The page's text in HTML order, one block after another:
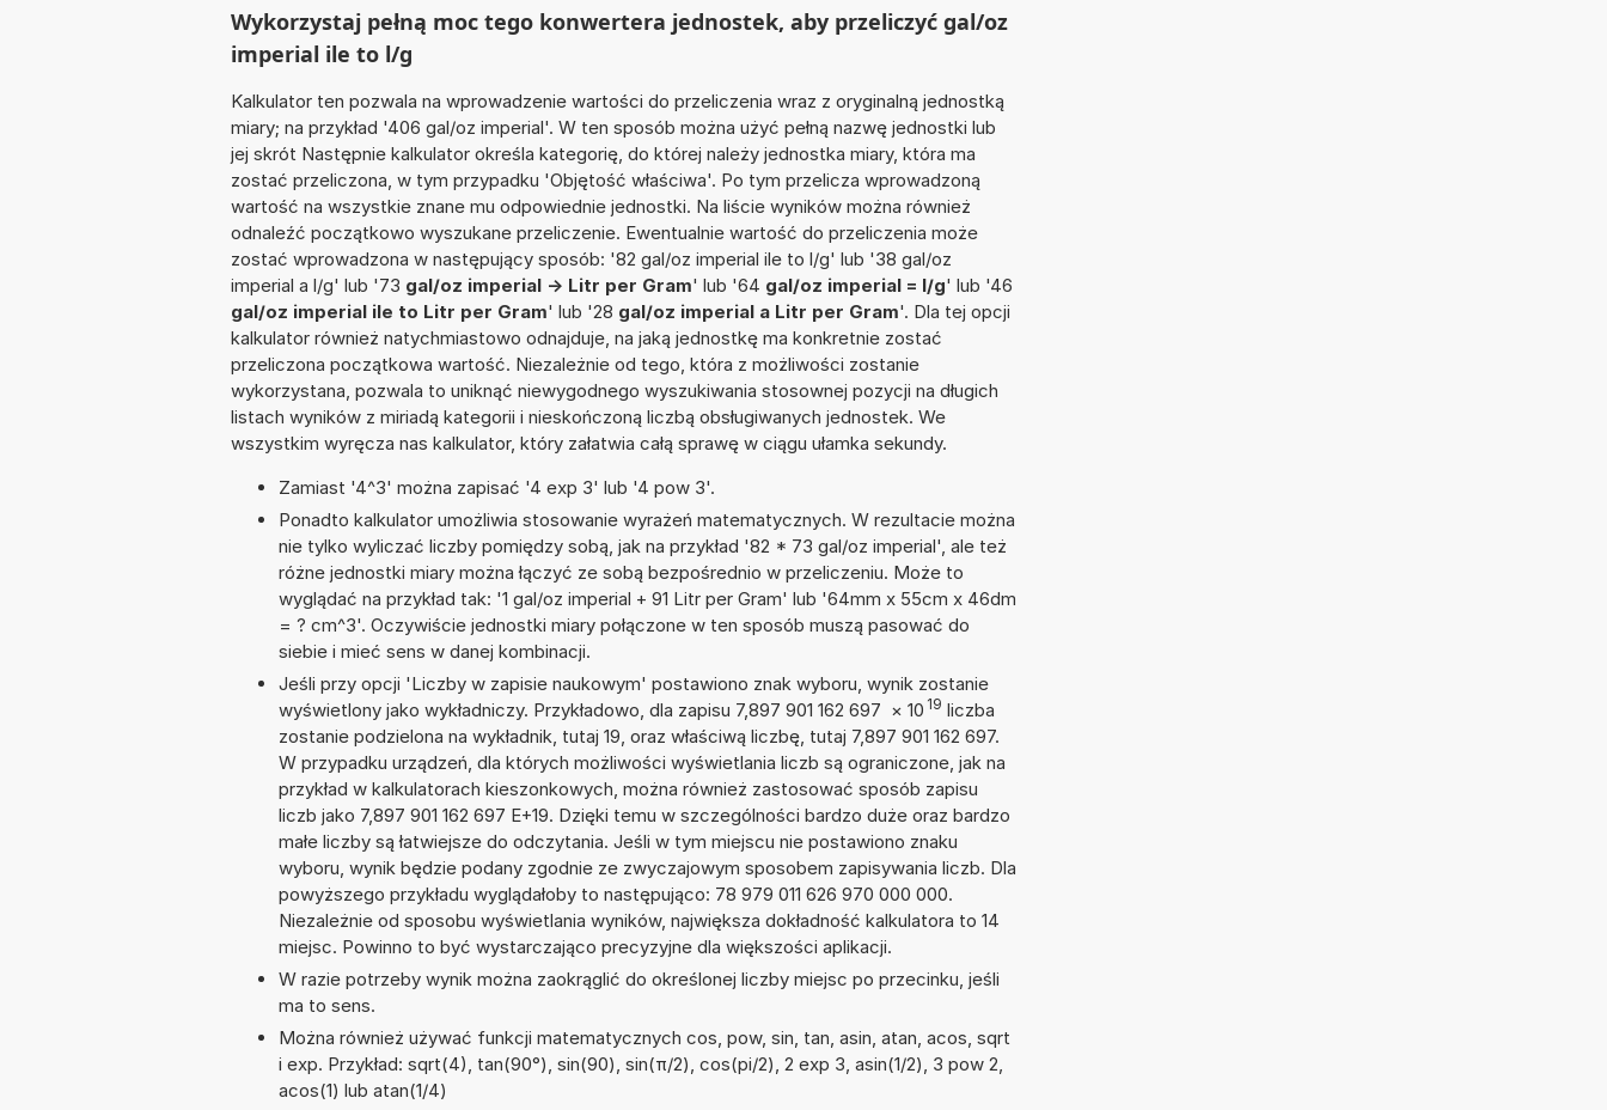
Wykorzystaj pełną moc tego konwertera jednostek, aby przeliczyć gal/oz
imperial ile to l/g
Kalkulator ten pozwala na wprowadzenie wartości do przeliczenia wraz z oryginalną jednostką
miary; na przykład '406 gal/oz imperial'. W ten sposób można użyć pełną nazwę jednostki lub
jej skrót Następnie kalkulator określa kategorię, do której należy jednostka miary, która ma
zostać przeliczona, w tym przypadku 'Objętość właściwa'. Po tym przelicza wprowadzoną
wartość na wszystkie znane mu odpowiednie jednostki. Na liście wyników można również
odnaleźć początkowo wyszukane przeliczenie. Ewentualnie wartość do przeliczenia może
zostać wprowadzona w następujący sposób: '82 gal/oz imperial ile to l/g' lub '38 gal/oz
imperial a l/g' lub '73 gal/oz imperial -> Litr per Gram' lub '64 gal/oz imperial = l/g' lub '46
gal/oz imperial ile to Litr per Gram' lub '28 gal/oz imperial a Litr per Gram'. Dla tej opcji
kalkulator również natychmiastowo odnajduje, na jaką jednostkę ma konkretnie zostać
przeliczona początkowa wartość. Niezależnie od tego, która z możliwości zostanie
wykorzystana, pozwala to uniknąć niewygodnego wyszukiwania stosownej pozycji na długich
listach wyników z miriadą kategorii i nieskończoną liczbą obsługiwanych jednostek. We
wszystkim wyręcza nas kalkulator, który załatwia całą sprawę w ciągu ułamka sekundy.
Zamiast '4^3' można zapisać '4 exp 3' lub '4 pow 3'.
Ponadto kalkulator umożliwia stosowanie wyrażeń matematycznych. W rezultacie można
nie tylko wyliczać liczby pomiędzy sobą, jak na przykład '82 * 73 gal/oz imperial', ale też
różne jednostki miary można łączyć ze sobą bezpośrednio w przeliczeniu. Może to
wyglądać na przykład tak: '1 gal/oz imperial + 91 Litr per Gram' lub '64mm x 55cm x 46dm
= ? cm^3'. Oczywiście jednostki miary połączone w ten sposób muszą pasować do
siebie i mieć sens w danej kombinacji.
Jeśli przy opcji 'Liczby w zapisie naukowym' postawiono znak wyboru, wynik zostanie
wyświetlony jako wykładniczy. Przykładowo, dla zapisu 7,897 901 162 697 × 10 19 liczba
zostanie podzielona na wykładnik, tutaj 19, oraz właściwą liczbę, tutaj 7,897 901 162 697.
W przypadku urządzeń, dla których możliwości wyświetlania liczb są ograniczone, jak na
przykład w kalkulatorach kieszonkowych, można również zastosować sposób zapisu
liczb jako 7,897 901 162 697 E+19. Dzięki temu w szczególności bardzo duże oraz bardzo
małe liczby są łatwiejsze do odczytania. Jeśli w tym miejscu nie postawiono znaku
wyboru, wynik będzie podany zgodnie ze zwyczajowym sposobem zapisywania liczb. Dla
powyższego przykładu wyglądałoby to następująco: 78 979 011 626 970 000 000.
Niezależnie od sposobu wyświetlania wyników, największa dokładność kalkulatora to 14
miejsc. Powinno to być wystarczająco precyzyjne dla większości aplikacji.
W razie potrzeby wynik można zaokrąglić do określonej liczby miejsc po przecinku, jeśli
ma to sens.
Można również używać funkcji matematycznych cos, pow, sin, tan, asin, atan, acos, sqrt
i exp. Przykład: sqrt(4), tan(90°), sin(90), sin(π/2), cos(pi/2), 2 exp 3, asin(1/2), 3 pow 2,
acos(1) lub atan(1/4)